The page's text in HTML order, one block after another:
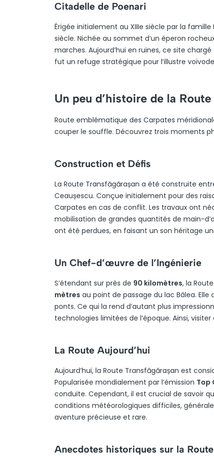
Citadelle de Poenari
Érigée initialement au XIIIe siècle par la
siècle. Nichée au sommet d’un éperon
marches. Aujourd’hui en ruines, ce site
fut un refuge stratégique pour l’illustre
Un peu d’histoire de la
Route emblématique des Carpates
couper le souffle. Découvrez trois moments
Construction et Défis
La Route Transfăgărașan a été construite
Ceaușescu. Conçue initialement pour des
Carpates en cas de conflit. Les travaux ont
mobilisation de grandes quantités de main-
ont été perdues, en faisant un son héritage
Un Chef-d’œuvre de l’Ingénierie
S’étendant sur près de 90 kilomètres, la
mètres au point de passage du lac Bâlea.
ponts. Ce qui la rend d’autant plus
technologies limitées de l’époque. Ainsi,
La Route Aujourd’hui
Aujourd’hui, la Route Transfăgărașan est
Popularisée mondialement par l’émission Top
conduite. Cependant, il est crucial de savoir
conditions météorologiques difficiles,
aventure précieuse et rare.
Anecdotes historiques sur la